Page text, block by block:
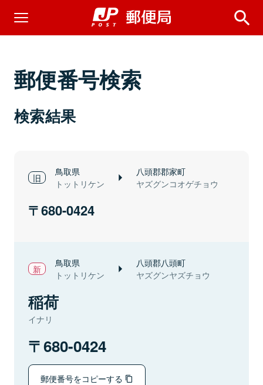
郵便番号検索
検索結果
鳥取県
トットリケン
八頭郡郡家町
ヤズグンコオゲチョウ
680-0424
鳥取県
トットリケン
八頭郡八頭町
ヤズグンヤズチョウ
稲荷
イナリ
680-0424
郵便番号をコピーする